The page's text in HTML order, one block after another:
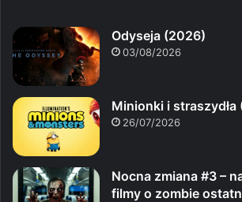
Odyseja (2026)
03/08/2026
Minionki i straszydła
26/07/2026
Nocna zmiana #3 –
filmy o zombie